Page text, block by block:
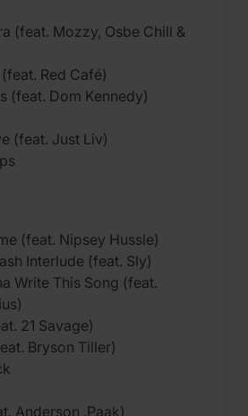
(feat. Mozzy, Osbe Chill &
Red Café)
(feat. Dom Kennedy)
(feat. Just Liv)
(feat. Nipsey Hussle)
Interlude (feat. Sly)
Write This Song (feat.
21 Savage)
Bryson Tiller)
Anderson .Paak)